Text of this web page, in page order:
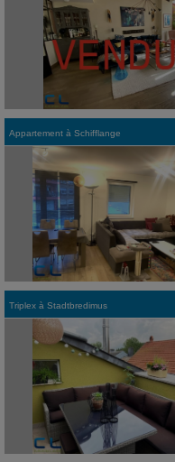
Appartement à Schifflange
Triplex à Stadtbredimus